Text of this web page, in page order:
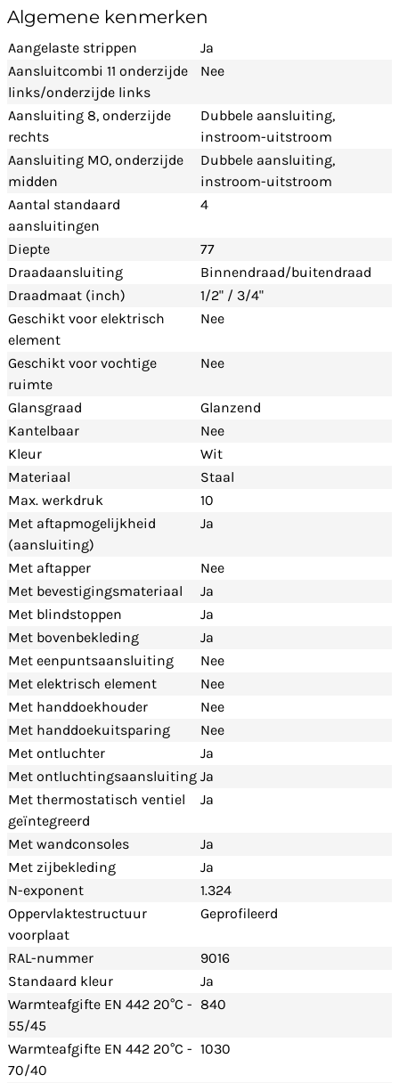
Algemene kenmerken
Aangelaste strippen
Ja
Aansluitcombi 11 onderzijde
links/onderzijde links
Nee
Aansluiting 8, onderzijde
rechts
Dubbele aansluiting,
instroom-uitstroom
Aansluiting MO, onderzijde
midden
Dubbele aansluiting,
instroom-uitstroom
Aantal standaard
aansluitingen
4
Diepte
77
Draadaansluiting
Binnendraad/buitendraad
Draadmaat (inch)
1/2" / 3/4"
Geschikt voor elektrisch
element
Nee
Geschikt voor vochtige
ruimte
Nee
Glansgraad
Glanzend
Kantelbaar
Nee
Kleur
Wit
Materiaal
Staal
Max. werkdruk
10
Met aftapmogelijkheid
(aansluiting)
Ja
Met aftapper
Nee
Met bevestigingsmateriaal
Ja
Met blindstoppen
Ja
Met bovenbekleding
Ja
Met eenpuntsaansluiting
Nee
Met elektrisch element
Nee
Met handdoekhouder
Nee
Met handdoekuitsparing
Nee
Met ontluchter
Ja
Met ontluchtingsaansluiting Ja
Met thermostatisch ventiel
geïntegreerd
Ja
Met wandconsoles
Ja
Met zijbekleding
Ja
N-exponent
1.324
Oppervlaktestructuur
voorplaat
Geprofileerd
RAL-nummer
9016
Standaard kleur
Ja
Warmteafgifte EN 442 20°C -
55/45
840
Warmteafgifte EN 442 20°C -
70/40
1030